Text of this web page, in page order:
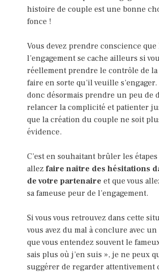
histoire de couple est une bonne
fonce !
Vous devez prendre conscience que
l’engagement se cache ailleurs si
réellement prendre le contrôle de
faire en sorte qu’il veuille s’engager.
donc désormais prendre un peu de
relancer la complicité et patienter
que la création du couple ne soit
évidence.
C’est en souhaitant brûler les étapes
allez faire naître des hésitations
de votre partenaire et que vous
sa fameuse peur de l’engagement.
Si vous vous retrouvez dans cette
vous avez du mal à conclure avec
que vous entendez souvent le
sais plus où j’en suis », je ne peux
suggérer de regarder attentivement